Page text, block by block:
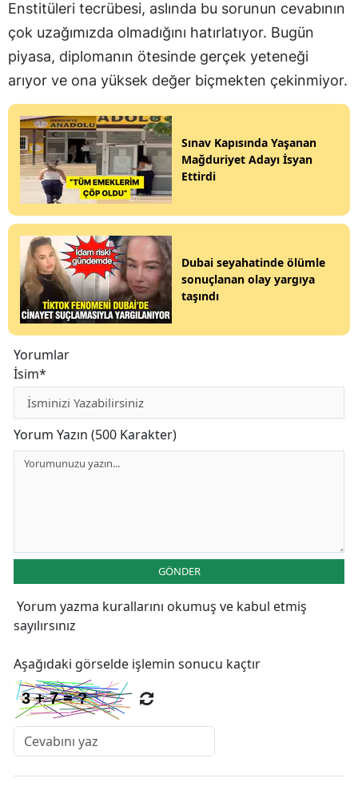
Enstitüleri tecrübesi, aslında bu sorunun cevabının
çok uzağımızda olmadığını hatırlatıyor. Bugün
piyasa, diplomanın ötesinde gerçek yeteneği
arıyor ve ona yüksek değer biçmekten çekinmiyor.
Sınav Kapısında Yaşanan
Mağduriyet Adayı İsyan
Ettirdi
Dubai seyahatinde ölümle
sonuçlanan olay yargıya
taşındı
Yorumlar
İsim*
Yorum Yazın (500 Karakter)
GÖNDER
Yorum yazma kurallarını okumuş ve kabul etmiş
sayılırsınız
Aşağıdaki görselde işlemin sonucu kaçtır